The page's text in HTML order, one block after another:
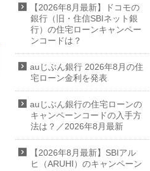
【2026年8月最新】ドコモの
銀行（旧・住信SBIネット銀
行）の住宅ローンキャンペー
ンコードは？
auじぶん銀行 2026年8月の住
宅ローン金利を発表
auじぶん銀行の住宅ローンの
キャンペーンコードの入手方
法は？／2026年8月最新
【2026年8月最新】SBIアル
ヒ（ARUHI）のキャンペーン